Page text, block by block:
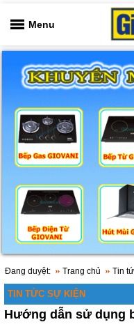
Menu
Đang duyệt: Trang chủ Tin
TIN TỨC SỰ KIỆN
Hướng dẫn sử dụng